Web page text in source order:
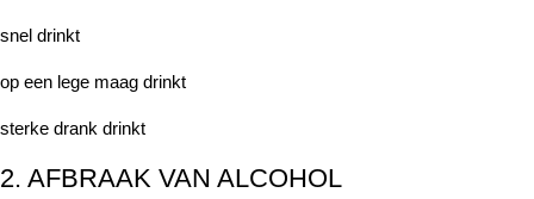
snel drinkt
op een lege maag drinkt
sterke drank drinkt
2. AFBRAAK VAN ALCOHOL